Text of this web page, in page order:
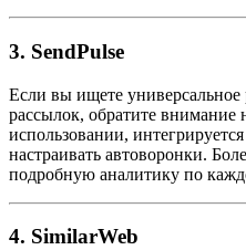
3. SendPulse
Если вы ищете
рассылок, обратите внимание
использовании,
настраивать автоворонки.
подробную аналитику по
4. SimilarWeb